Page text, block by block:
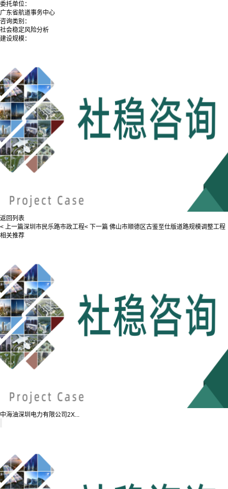
委托单位：
广东省航道事务中心
咨询类别：
社会稳定风险分析
建设规模：
返回列表
< 上一篇深圳市民乐路市政工程< 下一篇 佛山市顺德区古鉴至仕版道路规模调整工程
相关推荐
中海油深圳电力有限公司2X...